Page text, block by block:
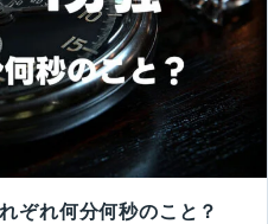
ぞれ何分何秒のこと？